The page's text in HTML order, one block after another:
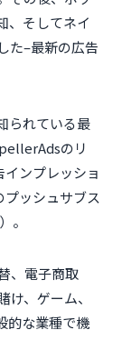
、そしてネイ
た–最新の広告
られている最
のリ
ンプレッショ
プッシュサブス
。
、電子商取
、ゲーム、
的な業種で機